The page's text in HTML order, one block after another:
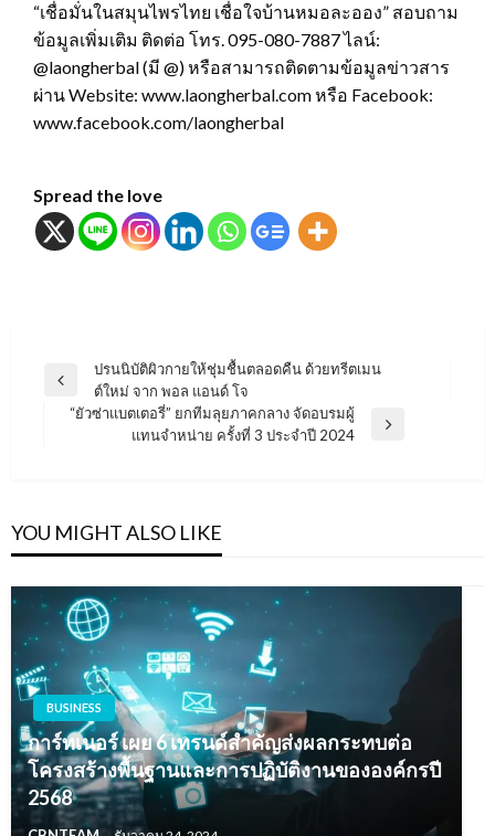
“เชื่อมั่นในสมุนไพรไทย เชื่อใจบ้านหมอละออง” สอบถาม
ข้อมูลเพิ่มเติม ติดต่อ โทร. 095-080-7887 ไลน์:
@laongherbal (มี @) หรือสามารถติดตามข้อมูลข่าวสาร
ผ่าน Website: www.laongherbal.com หรือ Facebook:
www.facebook.com/laongherbal
Spread the love
แนะแนว
เรื่อง
Previous
Post
ปรนนิบัติผิวกายให้ชุ่มชื้นตลอดคืน ด้วยทรีตเมน
ต์ใหม่ จาก พอล แอนด์ โจ
“ยัวซ่าแบตเตอรี่” ยกทีมลุยภาคกลาง จัดอบรมผู้
แทนจำหน่าย ครั้งที่ 3 ประจำปี 2024
YOU MIGHT ALSO LIKE
BUSINESS
การ์ทเนอร์ เผย 6 เทรนด์สำคัญส่งผลกระทบต่อ
โครงสร้างพื้นฐานและการปฏิบัติงานขององค์กรปี
2568